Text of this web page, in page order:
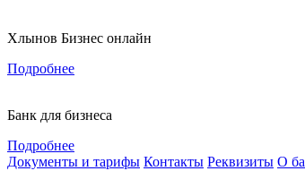
Хлынов Бизнес онлайн
Подробнее
Банк для бизнеса
Подробнее
Документы и тарифы Контакты Реквизиты О